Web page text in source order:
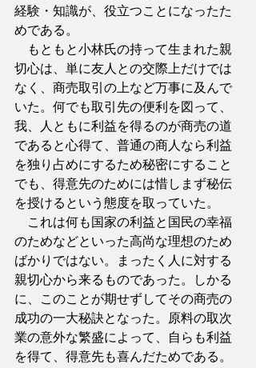
経験・知識が、役立つことになったた
めである。
もともと小林氏の持って生まれた親
切心は、単に友人との交際上だけでは
なく、商売取引の上など万事に及んで
いた。何でも取引先の便利を図って、
我、人ともに利益を得るのが商売の道
であると心得て、普通の商人なら利益
を独り占めにするため秘密にすること
でも、得意先のためには惜しまず秘伝
を授けるという態度を取っていた。
これは何も国家の利益と国民の幸福
のためなどといった高尚な理想のため
ばかりではない。まったく人に対する
親切心から来るものであった。しかる
に、このことが期せずしてその商売の
成功の一大秘訣となった。原料の取次
業の意外な繁盛によって、自らも利益
を得て、得意先も喜んだためである。